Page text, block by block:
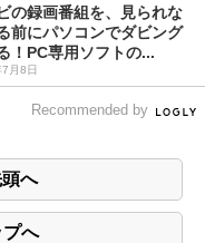
の録画番組を、見られな
前にパソコンでダビング
！PC専用ソフトの...
月8日
Recommended by
へ
へ